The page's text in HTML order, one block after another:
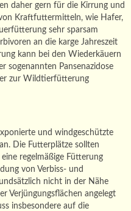
daher gern für die Kirrung und
Kraftfuttermitteln, wie Hafer,
sehr sparsam
an die karge Jahreszeit
kann bei den Wiederkäuern
sogenannten Pansenazidose
zur Wildtierfütterung
und windgeschützte
Die Futterplätze sollten
regelmäßige Fütterung
von Verbiss- und
nicht in der Nähe
Verjüngungsflächen angelegt
insbesondere auf die